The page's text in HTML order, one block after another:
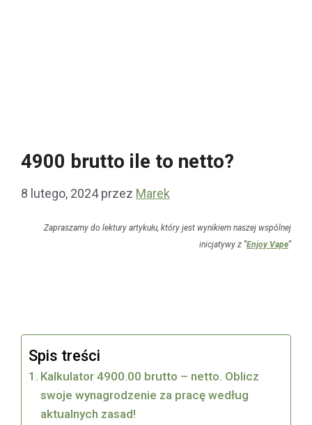
4900 brutto ile to netto?
8 lutego, 2024 przez Marek
Zapraszamy do lektury artykułu, który jest wynikiem naszej wspólnej
inicjatywy z "Enjoy Vape"
Spis treści
Kalkulator 4900.00 brutto – netto. Oblicz
swoje wynagrodzenie za pracę według
aktualnych zasad!